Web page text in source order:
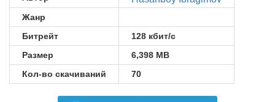
Жанр
Битрейт
128 кбит/с
Размер
6,398 MB
Кол-во скачиваний
70